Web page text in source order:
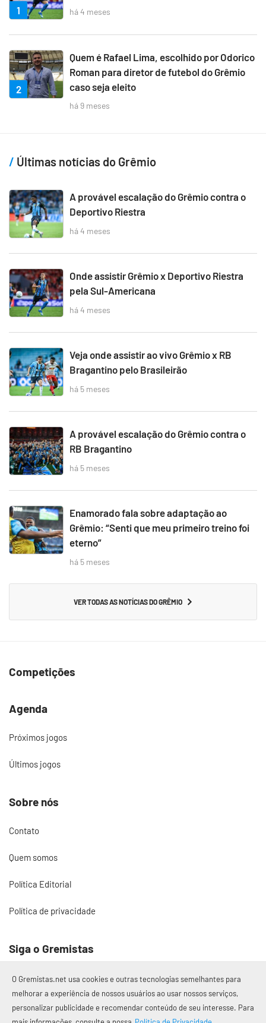
1 há 4 meses
2
Quem é Rafael Lima, escolhido por Odorico
Roman para diretor de futebol do Grêmio
caso seja eleito
há 9 meses
Últimas notícias do Grêmio
A provável escalação do Grêmio contra o
Deportivo Riestra
há 4 meses
Onde assistir Grêmio x Deportivo Riestra
pela Sul-Americana
há 4 meses
Veja onde assistir ao vivo Grêmio x RB
Bragantino pelo Brasileirão
há 5 meses
A provável escalação do Grêmio contra o
RB Bragantino
há 5 meses
Enamorado fala sobre adaptação ao
Grêmio: “Senti que meu primeiro treino foi
eterno”
há 5 meses
VER TODAS AS NOTÍCIAS DO GRÊMIO
Competições
Agenda
Próximos jogos
Últimos jogos
Sobre nós
Contato
Quem somos
Política Editorial
Política de privacidade
Siga o Gremistas
© 2017 – 2026 Gremistas.net
O Gremistas.net usa cookies e outras tecnologias semelhantes para
melhorar a experiência de nossos usuários ao usar nossos serviços,
personalizar publicidade e recomendar conteúdo de seu interesse. Para